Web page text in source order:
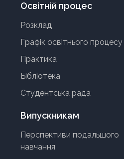
Освітній процес
Розклад
Графік освітнього процесу
Практика
Бібліотека
Студентська рада
Випускникам
Перспективи подальшого
навчання